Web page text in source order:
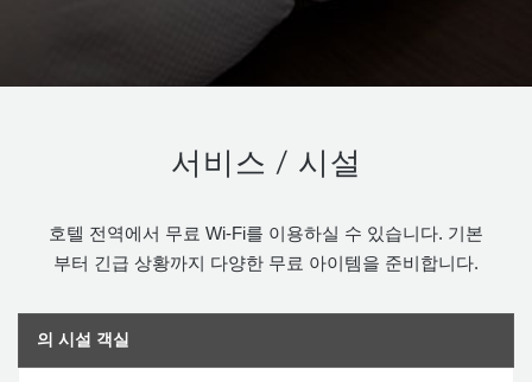
서비스 / 시설
호텔 전역에서 무료 Wi-Fi를 이용하실 수 있습니다. 기본
부터 긴급 상황까지 다양한 무료 아이템을 준비합니다.
의 시설 객실